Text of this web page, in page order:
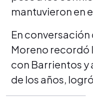
mantuvieron en
En
Moreno recordó
con Barrientos y
de los años,